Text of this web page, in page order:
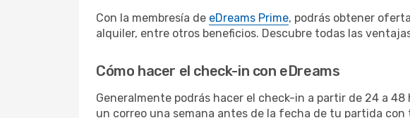
Con la membresía de eDreams Prime, podrás obtener
alquiler, entre otros beneficios. Descubre todas las
Cómo hacer el check-in con eDreams
Generalmente podrás hacer el check-in a partir de 24 a
un correo una semana antes de la fecha de tu partida